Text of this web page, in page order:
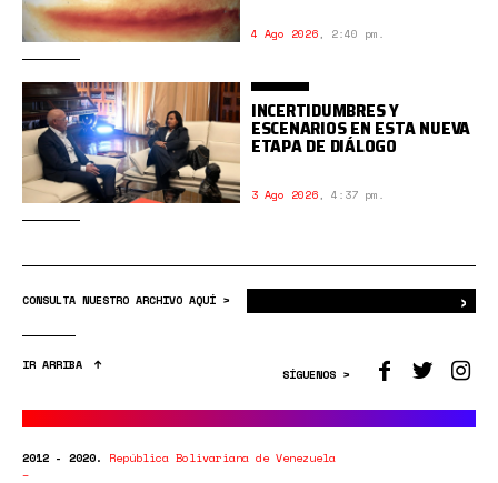
4 Ago 2026, 2:40 pm.
INCERTIDUMBRES Y
ESCENARIOS EN ESTA NUEVA
ETAPA DE DIÁLOGO
3 Ago 2026, 4:37 pm.
CONSULTA NUESTRO ARCHIVO AQUÍ > ›
IR ARRIBA
SÍGUENOS >
2012 - 2020. República Bolivariana de Venezuela